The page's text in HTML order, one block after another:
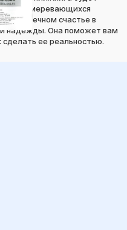
намеревающихся
о вечном счастье в
надежды. Она поможет вам
сделать ее реальностью.